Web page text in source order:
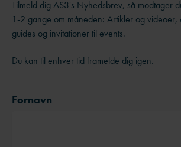
Tilmeld dig AS3's Nyhedsbrev, så modtager
1-2 gange om måneden: Artikler og videoer,
guides og invitationer til events.
Du kan til enhver tid framelde dig igen.
Fornavn